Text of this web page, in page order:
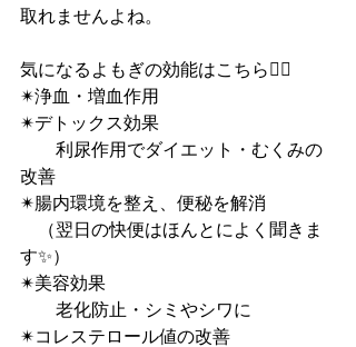
取れませんよね。
気になるよもぎの効能はこちら💁‍♀️
✴︎浄血・増血作用
✴︎デトックス効果
利尿作用でダイエット・むくみの
改善
✴︎腸内環境を整え、便秘を解消
（翌日の快便はほんとによく聞きま
す✨）
✴︎美容効果
老化防止・シミやシワに
✴︎コレステロール値の改善